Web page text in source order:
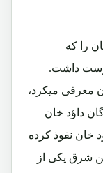
را که
داشت.
معرفی میکرد،
داؤد خان
خان نفوذ کرده
شرق یکی از